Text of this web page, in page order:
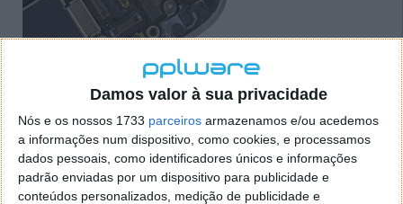
Damos valor à sua privacidade
Nós e os nossos 1733 parceiros armazenamos e/ou acedemos
a informações num dispositivo, como cookies, e processamos
dados pessoais, como identificadores únicos e informações
padrão enviadas por um dispositivo para publicidade e
conteúdos personalizados, medição de publicidade e
Abra a torneira e beba água… com gás!
30 SET 2015·GADGETS 31 COMENTÁRIOS